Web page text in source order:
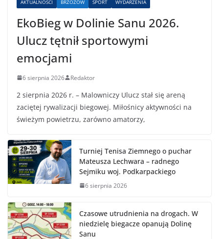
AKTUALNOŚCI BRZOZÓW SPORT WYDARZENIA
EkoBieg w Dolinie Sanu 2026.
Ulucz tętnił sportowymi
emocjami
6 sierpnia 2026 Redaktor
2 sierpnia 2026 r. – Malowniczy Ulucz stał się areną
zaciętej rywalizacji biegowej. Miłośnicy aktywności na
świeżym powietrzu, zarówno amatorzy,
Turniej Tenisa Ziemnego o puchar
Mateusza Lechwara – radnego
Sejmiku woj. Podkarpackiego
6 sierpnia 2026
Czasowe utrudnienia na drogach. W
niedzielę biegacze opanują Dolinę
Sanu